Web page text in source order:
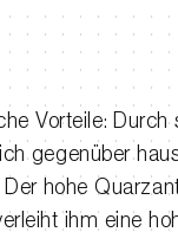
Vorteile:
gegenüber
hohe
ihm eine